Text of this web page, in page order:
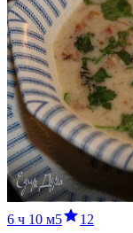
6 ч 10 м5 12